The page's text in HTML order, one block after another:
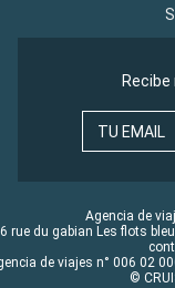
TU EMAIL
Agencia de
rue du gabian Les flots
de viajes n° 006 02
©